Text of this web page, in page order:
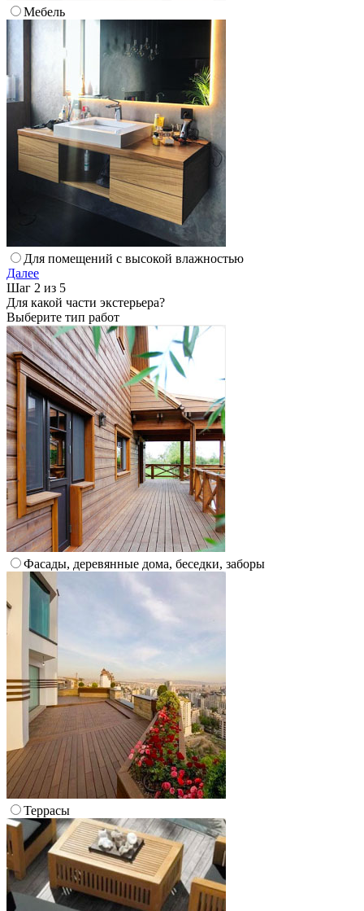
Мебель
Для помещений с высокой влажностью
Далее
Шаг 2 из 5
Для какой части экстерьера?
Выберите тип работ
Фасады, деревянные дома, беседки, заборы
Террасы